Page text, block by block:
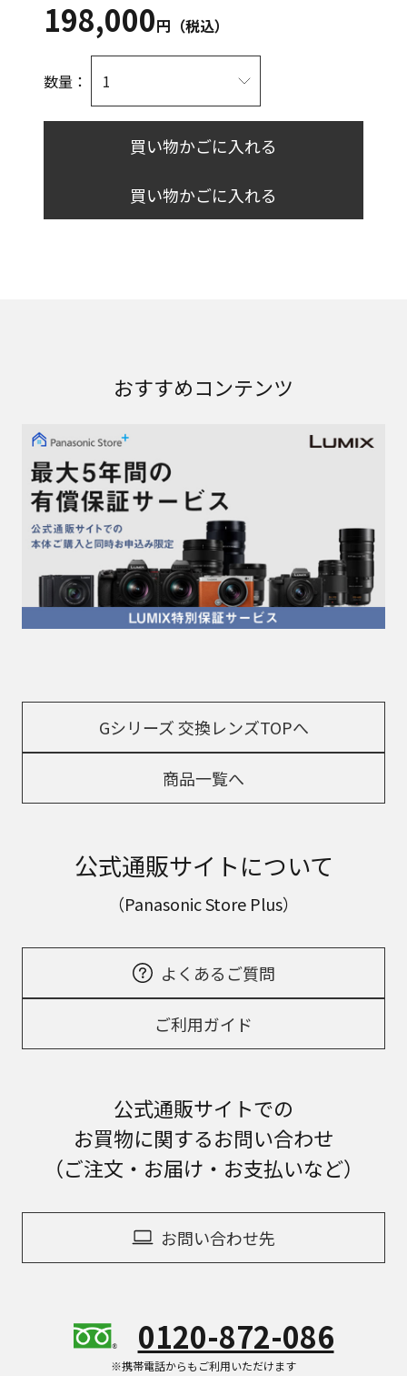
198,000円（税込）
数量：
買い物かごに入れる
買い物かごに入れる
おすすめコンテンツ
Gシリーズ 交換レンズTOPへ
商品一覧へ
公式通販サイトについて
（Panasonic Store Plus）
よくあるご質問
ご利用ガイド
公式通販サイトでの
お買物に関するお問い合わせ
（ご注文・お届け・お支払いなど）
お問い合わせ先
0120-872-086
※携帯電話からもご利用いただけます